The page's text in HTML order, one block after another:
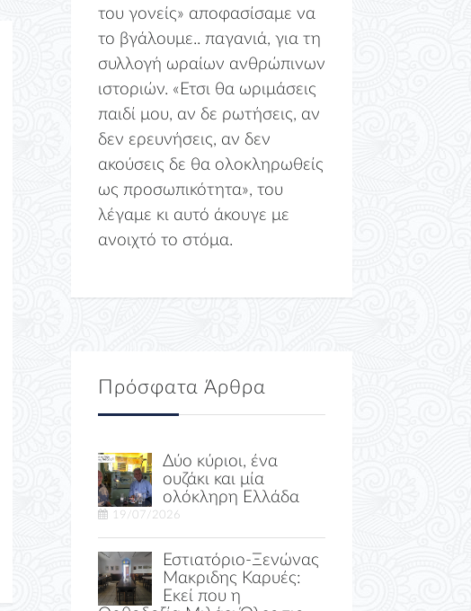
του γονείς» αποφασίσαμε να
το βγάλουμε.. παγανιά, για τη
συλλογή ωραίων ανθρώπινων
ιστοριών. «Ετσι θα ωριμάσεις
παιδί μου, αν δε ρωτήσεις, αν
δεν ερευνήσεις, αν δεν
ακούσεις δε θα ολοκληρωθείς
ως προσωπικότητα», του
λέγαμε κι αυτό άκουγε με
ανοιχτό το στόμα.
Πρόσφατα Άρθρα
Δύο κύριοι, ένα
ουζάκι και μία
ολόκληρη Ελλάδα
19/07/2026
Εστιατόριο-Ξενώνας
Μακριδης Καρυές:
Εκεί που η